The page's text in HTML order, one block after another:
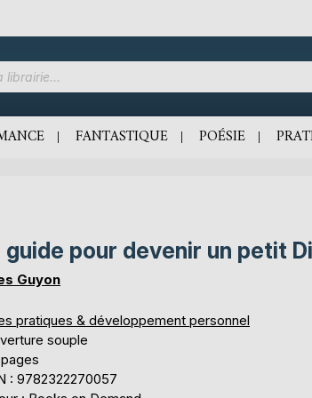
FANTASTIQUE POÉSIE
guide pour devenir un petit
Guyon
pratiques & développement personnel
souple
: 9782322270057